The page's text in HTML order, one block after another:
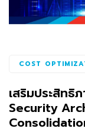
COST
เสริมประสิทธิ
Security